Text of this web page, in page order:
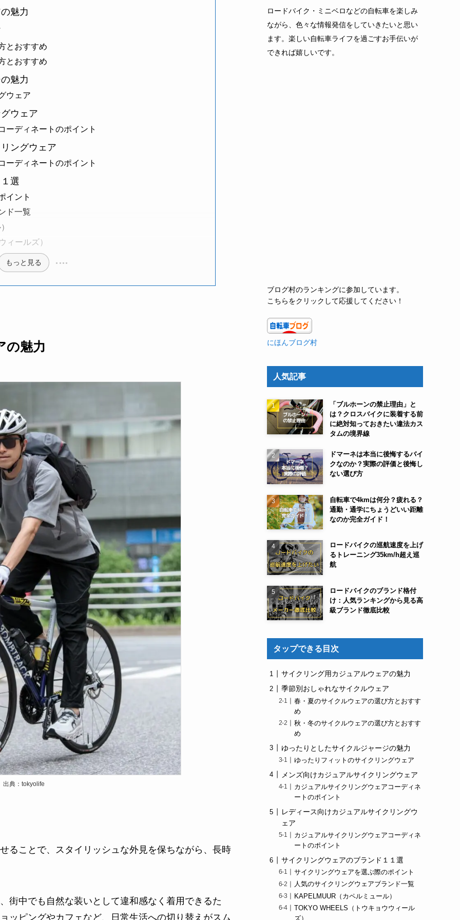
魅力
とおすすめ
とおすすめ
魅力
ウェア
ウェア
ーディネートのポイント
ングウェア
ーディネートのポイント
選
イント
ド一覧
ィールズ）
もっと見る
の魅力
出典：tokyolife
ることで、スタイリッシュな外見を保ちながら、長時
街中でも自然な装いとして違和感なく着用できるた
ッピングやカフェなど、日常生活への切り替えがスム
ロードバイク・ミニベロなどの自転車を楽しみ
ながら、色々な情報発信をしていきたいと思い
ます。楽しい自転車ライフを過ごすお手伝いが
できれば嬉しいです。
ブログ村のランキングに参加しています。
こちらをクリックして応援してください！
にほんブログ村
人気記事
「ブルホーンの禁止理由」と
は？クロスバイクに装着する前
に絶対知っておきたい違法カス
タムの境界線
ドマーネは本当に後悔するバイ
クなのか？実際の評価と後悔し
ない選び方
自転車で4kmは何分？疲れる？
通勤・通学にちょうどいい距離
なのか完全ガイド！
ロードバイクの巡航速度を上げ
るトレーニング35km/h超え巡
航
ロードバイクのブランド格付
け：人気ランキングから見る高
級ブランド徹底比較
タップできる目次
サイクリング用カジュアルウェアの魅力
季節別おしゃれなサイクルウェア
春・夏のサイクルウェアの選び方とおすす
め
秋・冬のサイクルウェアの選び方とおすす
め
ゆったりとしたサイクルジャージの魅力
ゆったりフィットのサイクリングウェア
メンズ向けカジュアルサイクリングウェア
カジュアルサイクリングウェアコーディネ
ートのポイント
レディース向けカジュアルサイクリングウ
ェア
カジュアルサイクリングウェアコーディネ
ートのポイント
サイクリングウェアのブランド１１選
サイクリングウェアを選ぶ際のポイント
人気のサイクリングウェアブランド一覧
KAPELMUUR（カペルミュール）
TOKYO WHEELS（トウキョウウィール
ズ）